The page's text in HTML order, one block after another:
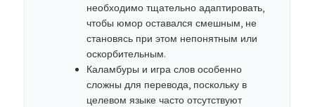
необходимо тщательно адаптировать,
чтобы юмор оставался смешным, не
становясь при этом непонятным или
оскорбительным.
Каламбуры и игра слов особенно
сложны для перевода, поскольку в
целевом языке часто отсутствуют